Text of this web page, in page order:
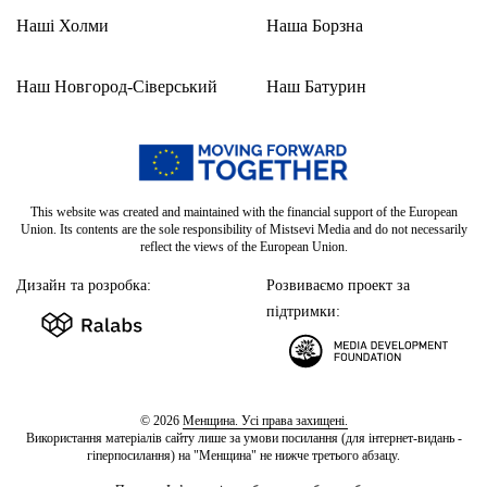
Наші Холми
Наш Новгород-Сіверський
Наша Борзна
Наш Батурин
This website was created and maintained with the financial support of the European
Union. Its contents are the sole responsibility of Mistsevi Media and do not necessarily
reflect the views of the European Union.
Дизайн та розробка:
Розвиваємо проект за
підтримки:
© 2026 Менщина. Усі права захищені.
Використання матеріалів сайту лише за умови посилання (для інтернет-видань -
гіперпосилання) на "Менщина" не нижче третього абзацу.